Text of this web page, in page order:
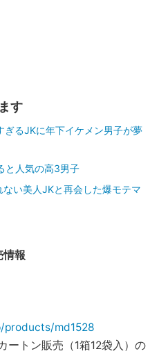
す
ぎるJKに年下イケメン男子が夢
と人気の高3男子
い美人JKと再会した爆モテマ
報
md1528
ートン販売（1箱12袋入）の